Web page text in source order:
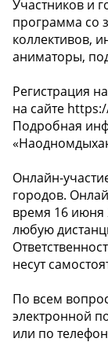
Участников и
программа со
коллективов,
аниматоры,
️Регистрация
на сайте
Подробная
Онлайн-
городов.
время 16 июня
любую
несут
По всем
электронной
или по